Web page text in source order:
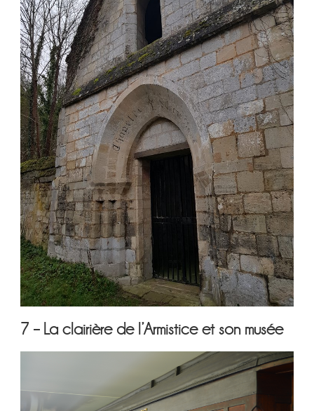
7 – La clairière de l’Armistice et son musée